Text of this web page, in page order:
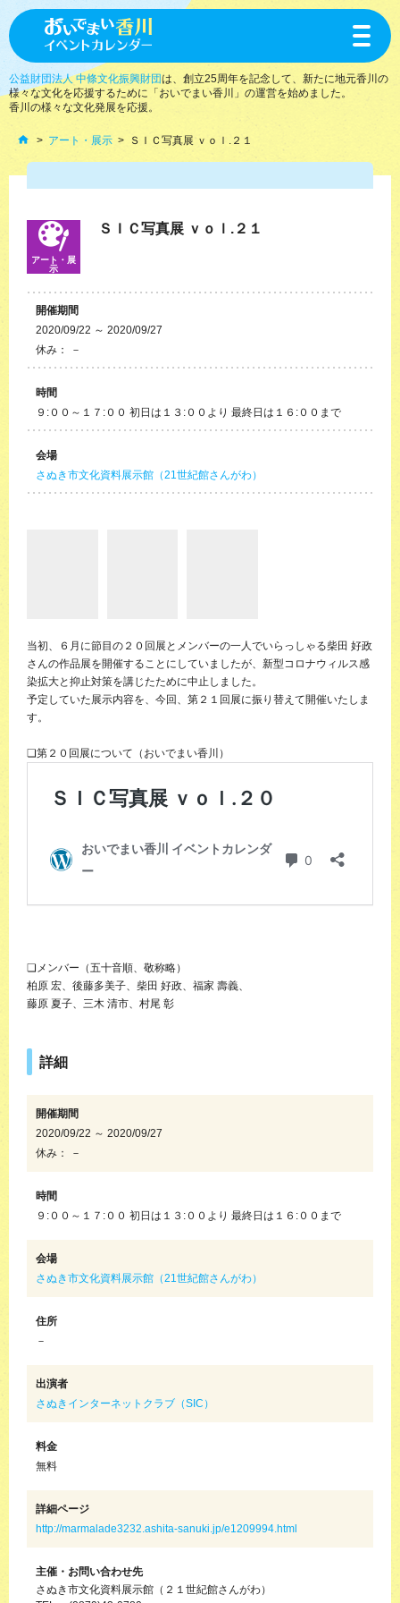
toggle
公益財団法人 中條文化振興財団は、創立25周年を記念して、新たに地元香川の
様々な文化を応援するために「おいでまい香川」の運営を始めました。
香川の様々な文化発展を応援。
アート・展示 ＳＩＣ写真展 ｖｏｌ.２１
アート・展
示
ＳＩＣ写真展 ｖｏｌ.２１
開催期間
2020/09/22 ～ 2020/09/27
休み： －
時間
９:００～１７:００ 初日は１３:００より 最終日は１６:００まで
会場
さぬき市文化資料展示館（21世紀館さんがわ）
当初、６月に節目の２０回展とメンバーの一人でいらっしゃる柴田 好政
さんの作品展を開催することにしていましたが、新型コロナウィルス感
染拡大と抑止対策を講じたために中止しました。
予定していた展示内容を、今回、第２１回展に振り替えて開催いたしま
す。
❏第２０回展について（おいでまい香川）
❏メンバー（五十音順、敬称略）
柏原 宏、後藤多美子、柴田 好政、福家 壽義、
藤原 夏子、三木 清市、村尾 彰
詳細
開催期間
2020/09/22 ～ 2020/09/27
休み： －
時間
９:００～１７:００ 初日は１３:００より 最終日は１６:００まで
会場
さぬき市文化資料展示館（21世紀館さんがわ）
住所
－
出演者
さぬきインターネットクラブ（SIC）
料金
無料
詳細ページ
http://marmalade3232.ashita-sanuki.jp/e1209994.html
主催・お問い合わせ先
さぬき市文化資料展示館（２１世紀館さんがわ）